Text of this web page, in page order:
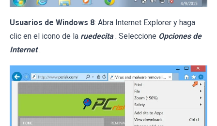
Usuarios de Windows 8: Abra Internet Explorer y haga
clic en el icono de la ruedecita . Seleccione Opciones de
Internet .